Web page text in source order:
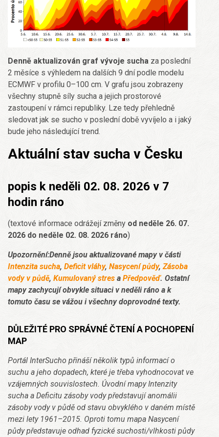
Denně aktualizován graf vývoje sucha za poslední
2 měsíce s výhledem na dalších 9 dní podle modelu
ECMWF v profilu 0–100 cm. V grafu jsou zobrazeny
všechny stupně síly sucha a jejich prostorové
zastoupení v rámci republiky. Lze tedy přehledně
sledovat jak se sucho v poslední době vyvíjelo a i jaký
bude jeho následující trend.
Aktuální stav sucha v Česku
popis k neděli 02. 08. 2026 v 7
hodin ráno
(textové informace odrážejí změny od neděle 26. 07.
2026 do neděle 02. 08. 2026 ráno)
Upozornění:Denně jsou aktualizované mapy v části
Intenzita sucha, Deficit vláhy, Nasycení půdy, Zásoba
vody v půdě, Kumulovaný stres a Předpověď. Ostatní
mapy zachycují obvykle situaci v neděli ráno a k
tomuto času se vážou i všechny doprovodné texty.
DŮLEŽITÉ PRO SPRÁVNÉ ČTENÍ A POCHOPENÍ
MAP
Portál InterSucho přináší několik typů informací o
suchu a jeho dopadech, které je třeba vyhodnocovat ve
vzájemných souvislostech. Úvodní mapy Intenzity
sucha a Deficitu zásoby vody představují anomálii
zásoby vody v půdě od stavu obvyklého v daném místě
mezi lety 1961–2015. Oproti tomu mapa Nasycení
půdy představuje odhad fyzické suchosti/vlhkosti půdy